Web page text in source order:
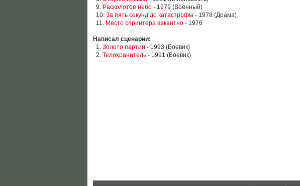
9. Расколотое небо - 1979 (Военный)
10. За пять секунд до катастрофы - 1978 (Драма)
11. Место спринтера вакантно - 1976
Написал сценарии:
1. Золото партии - 1993 (Боевик)
2. Телохранитель - 1991 (Боевик)